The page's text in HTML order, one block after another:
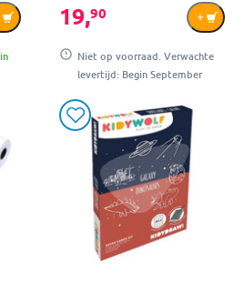
19,90
Niet op voorraad. Verwachte
levertijd: Begin September